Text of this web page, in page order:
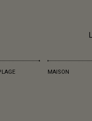
MAISON